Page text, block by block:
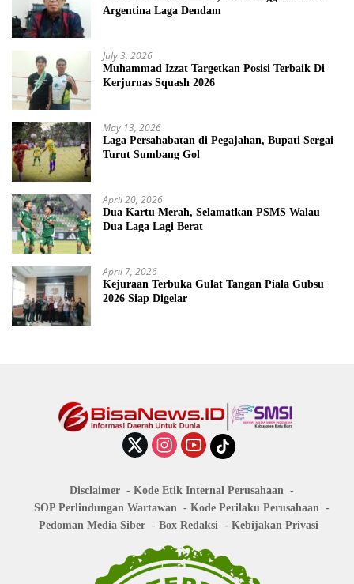
Argentina Laga Dendam
July 3, 2026
Muhammad Izzat Targetkan Posisi Terbaik Di
Kerjurnas Squash 2026
May 13, 2026
Laga Persahabatan di Pegajahan, Bupati Sergai
Turut Sumbang Gol
April 20, 2026
Dua Kartu Merah, Selamatkan PSMS Walau
Dua Laga Lagi Berat
April 7, 2026
Kejuraan Terbuka Gulat Tangan Piala Gubsu
2026 Siap Digelar
Disclaimer
Kode Etik Internal Perusahaan
SOP Perlindungan Wartawan
Kode Perilaku Perusahaan
Pedoman Media Siber
Box Redaksi Kebijakan Privasi